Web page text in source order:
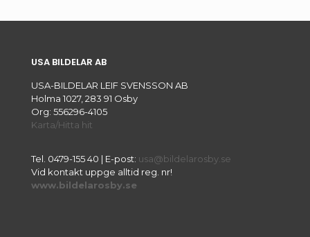
USA BILDELAR AB
USA-BILDELAR LEIF SVENSSON AB
Holma 1027, 283 91 Osby
Org: 556296-4105
Karta/Hitta hit
Tel. 0479-155 40 | E-post: usa@bildelarosby.se
Vid kontakt uppge alltid reg. nr!
www.bildelarosby.se